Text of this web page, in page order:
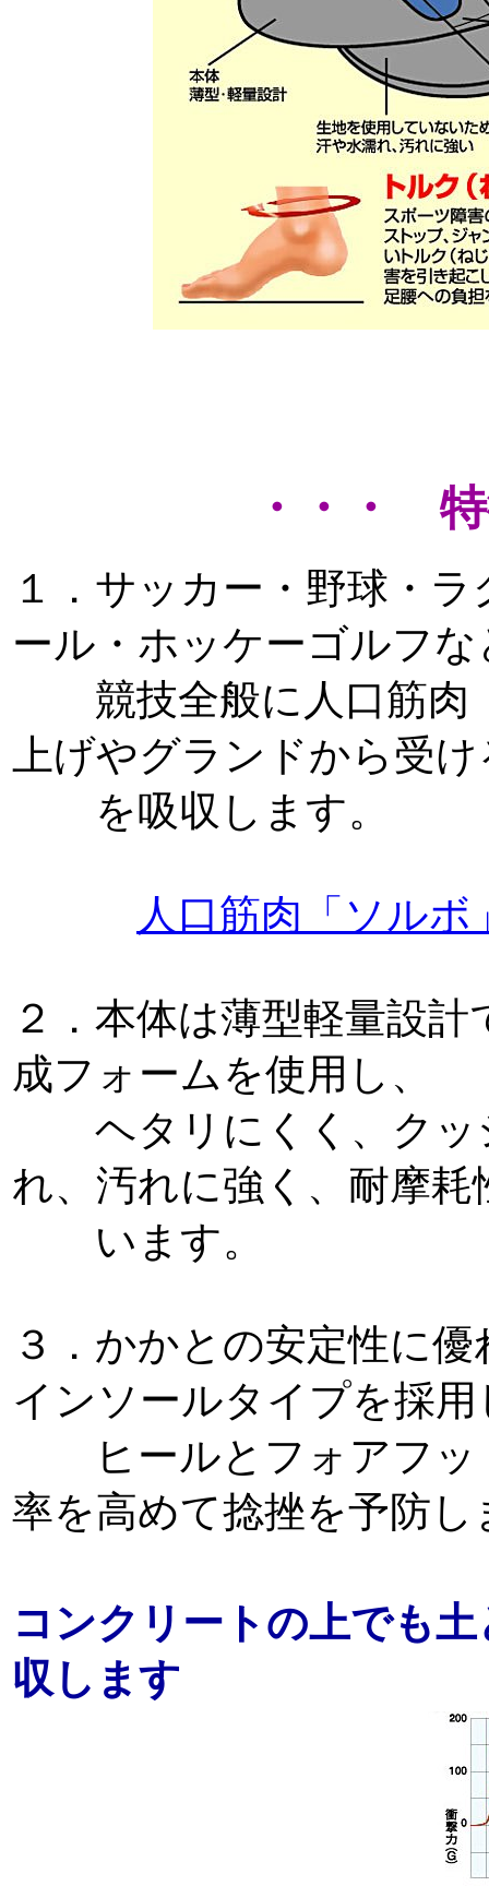
・・・
１．サッカー・野球・
ール・ホッケーゴルフ
競技全般に人口筋肉
上げやグランドから受
を吸収します。
人口筋肉「ソル
２．本体は薄型軽量設
成フォームを使用し、
ヘタリにくく、クッ
れ、汚れに強く、耐摩耗
います。
３．かかとの安定性に
インソールタイプを採用
ヒールとフォアフッ
率を高めて捻挫を予防し
コンクリートの上でも
収します